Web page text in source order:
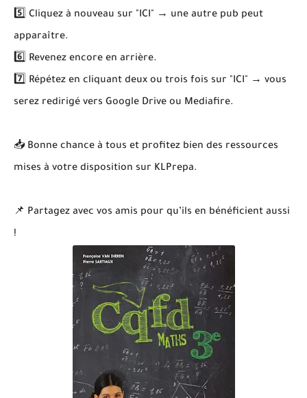
5️⃣ Cliquez à nouveau sur "ICI" → une autre pub peut
apparaître.
6️⃣ Revenez encore en arrière.
7️⃣ Répétez en cliquant deux ou trois fois sur "ICI" → vous
serez redirigé vers Google Drive ou Mediafire.
📥 Bonne chance à tous et profitez bien des ressources
mises à votre disposition sur KLPrepa.
📌 Partagez avec vos amis pour qu’ils en bénéficient aussi
!